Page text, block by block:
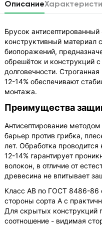
Описание
Брусок
конструктивный материал
биопоражений,
обрешёток и конструкций
долговечности.
12-14% обеспечивают
монтажа.
Преимущества
Антисептирование
барьер против грибка,
лет. Обработка
12-14% гарантирует
волокон, в отличие от
древесина не впитывает
Класс АВ по ГОСТ 8486-86
стороны сорта А с
Для скрытых конструкций
соотношение - видимая